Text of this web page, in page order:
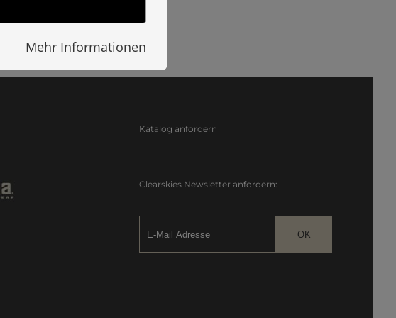
Katalog anfordern
Clearskies Newsletter anfordern:
Mehr Informationen